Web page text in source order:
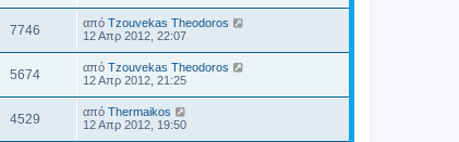
7746 από Tzouvekas Theodoros
12 Απρ 2012, 22:07
5674 από Tzouvekas Theodoros
12 Απρ 2012, 21:25
4529 από Thermaikos
12 Απρ 2012, 19:50